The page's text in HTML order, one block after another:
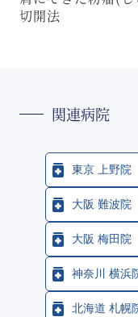
切開法
関連病院
東京 上野院
大阪 難波院
大阪 梅田院
神奈川 横浜
北海道 札幌